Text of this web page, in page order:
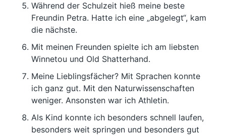
Während der Schulzeit hieß meine beste
Freundin Petra. Hatte ich eine „abgelegt“, kam
die nächste.
Mit meinen Freunden spielte ich am liebsten
Winnetou und Old Shatterhand.
Meine Lieblingsfächer? Mit Sprachen konnte
ich ganz gut. Mit den Naturwissenschaften
weniger. Ansonsten war ich Athletin.
Als Kind konnte ich besonders schnell laufen,
besonders weit springen und besonders gut